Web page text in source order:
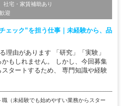
社宅・家賃補助あり
迎
ェック”を担う仕事｜未経験から、品
理由があります 「研究」「実験」
かもしれません。 しかし、今回募集
タートするため、 専門知識や経験
（未経験でも始めやすい業務からスター